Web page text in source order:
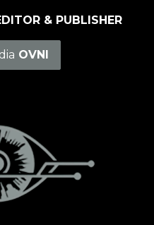
& PUBLISHER
OVNI